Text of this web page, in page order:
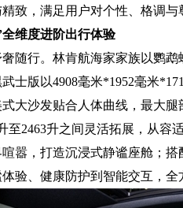
致，满足用户对个性、格调
维度进阶出行体验
随行。林肯航海家家族以鹦
士版以4908毫米*1952毫米
大沙发贴合人体曲线，最大
至2463升之间灵活拓展，从容
嚣，打造沉浸式静谧座舱；
验、健康防护到智能交互，